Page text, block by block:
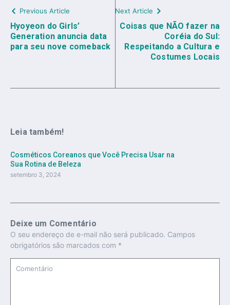
Previous Article
Hyoyeon do Girls’
Generation anuncia data
para seu nove comeback
Next Article
Coisas que NÃO fazer na
Coréia do Sul:
Respeitando a Cultura e
Costumes Locais
Leia também!
Cosméticos Coreanos que Você Precisa Usar na
Sua Rotina de Beleza
setembro 3, 2024
Deixe um Comentário
O seu endereço de e-mail não será publicado. Campos
obrigatórios são marcados com *